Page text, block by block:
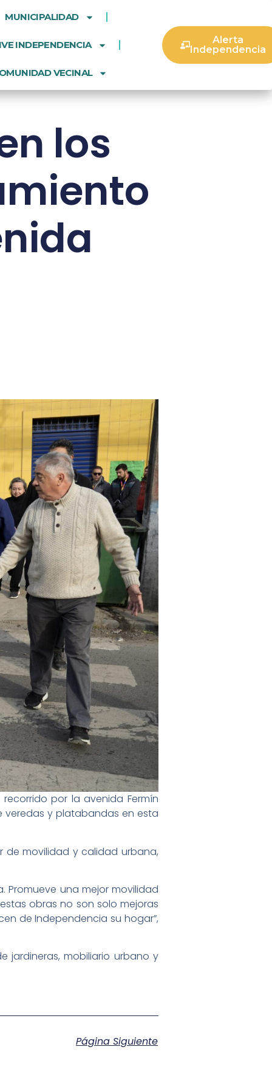
MUNICIPALIDAD
INDEPENDENCIA
VECINAL
Alerta
Independencia
los
por la avenida Fermín
y platabandas en esta
de movilidad y calidad urbana,
una mejor movilidad
obras no son solo mejoras
de Independencia su hogar”,
jardineras, mobiliario urbano y
Página Siguiente